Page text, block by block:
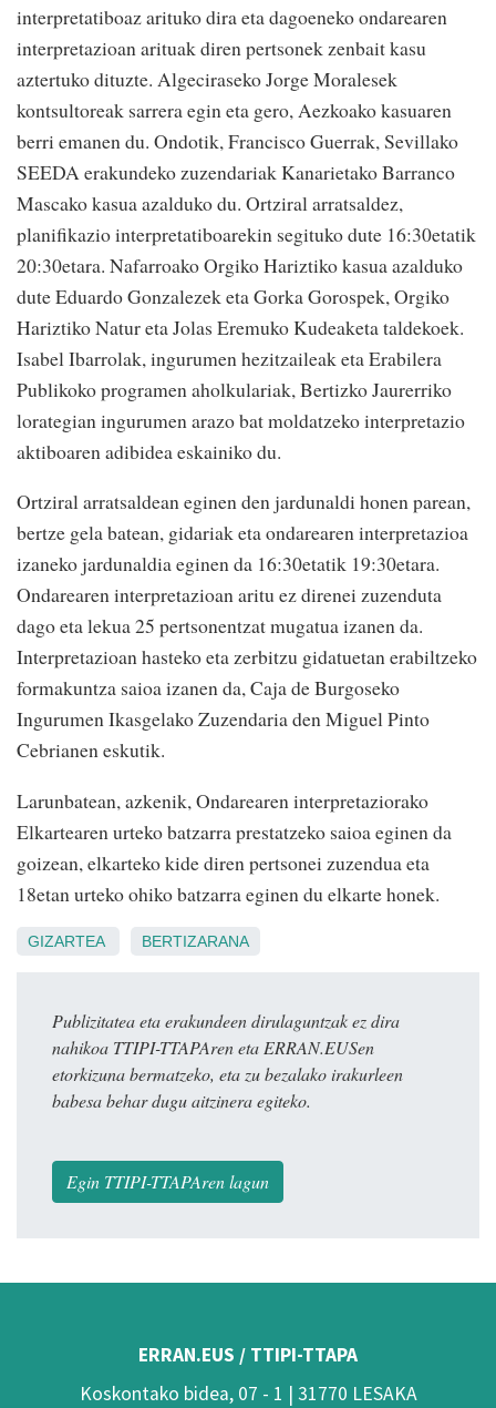
interpretatiboaz arituko dira eta dagoeneko ondarearen
interpretazioan arituak diren pertsonek zenbait kasu
aztertuko dituzte. Algeciraseko Jorge Moralesek
kontsultoreak sarrera egin eta gero, Aezkoako kasuaren
berri emanen du. Ondotik, Francisco Guerrak, Sevillako
SEEDA erakundeko zuzendariak Kanarietako Barranco
Mascako kasua azalduko du. Ortziral arratsaldez,
planifikazio interpretatiboarekin segituko dute 16:30etatik
20:30etara. Nafarroako Orgiko Hariztiko kasua azalduko
dute Eduardo Gonzalezek eta Gorka Gorospek, Orgiko
Hariztiko Natur eta Jolas Eremuko Kudeaketa taldekoek.
Isabel Ibarrolak, ingurumen hezitzaileak eta Erabilera
Publikoko programen aholkulariak, Bertizko Jaurerriko
lorategian ingurumen arazo bat moldatzeko interpretazio
aktiboaren adibidea eskainiko du.
Ortziral arratsaldean eginen den jardunaldi honen parean,
bertze gela batean, gidariak eta ondarearen interpretazioa
izaneko jardunaldia eginen da 16:30etatik 19:30etara.
Ondarearen interpretazioan aritu ez direnei zuzenduta
dago eta lekua 25 pertsonentzat mugatua izanen da.
Interpretazioan hasteko eta zerbitzu gidatuetan erabiltzeko
formakuntza saioa izanen da, Caja de Burgoseko
Ingurumen Ikasgelako Zuzendaria den Miguel Pinto
Cebrianen eskutik.
Larunbatean, azkenik, Ondarearen interpretaziorako
Elkartearen urteko batzarra prestatzeko saioa eginen da
goizean, elkarteko kide diren pertsonei zuzendua eta
18etan urteko ohiko batzarra eginen du elkarte honek.
GIZARTEA BERTIZARANA
Publizitatea eta erakundeen dirulaguntzak ez dira
nahikoa TTIPI-TTAPAren eta ERRAN.EUSen
etorkizuna bermatzeko, eta zu bezalako irakurleen
babesa behar dugu aitzinera egiteko.
Egin TTIPI-TTAPAren lagun
ERRAN.EUS / TTIPI-TTAPA
Koskontako bidea, 07 - 1 | 31770 LESAKA